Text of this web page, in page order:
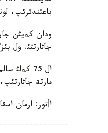
باعئندئرئپ،
جاثارتتئ. ول
ال 75
مارتة
اأتور: ارمان